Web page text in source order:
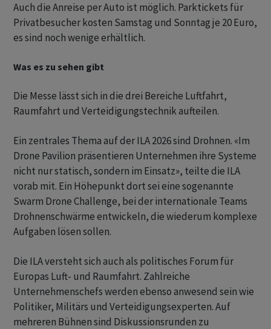
Auch die Anreise per Auto ist möglich. Parktickets für
Privatbesucher kosten Samstag und Sonntag je 20 Euro,
es sind noch wenige erhältlich.
Was es zu sehen gibt
Die Messe lässt sich in die drei Bereiche Luftfahrt,
Raumfahrt und Verteidigungstechnik aufteilen.
Ein zentrales Thema auf der ILA 2026 sind Drohnen. «Im
Drone Pavilion präsentieren Unternehmen ihre Systeme
nicht nur statisch, sondern im Einsatz», teilte die ILA
vorab mit. Ein Höhepunkt dort sei eine sogenannte
Swarm Drone Challenge, bei der internationale Teams
Drohnenschwärme entwickeln, die wiederum komplexe
Aufgaben lösen sollen.
Die ILA versteht sich auch als politisches Forum für
Europas Luft- und Raumfahrt. Zahlreiche
Unternehmenschefs werden ebenso anwesend sein wie
Politiker, Militärs und Verteidigungsexperten. Auf
mehreren Bühnen sind Diskussionsrunden zu